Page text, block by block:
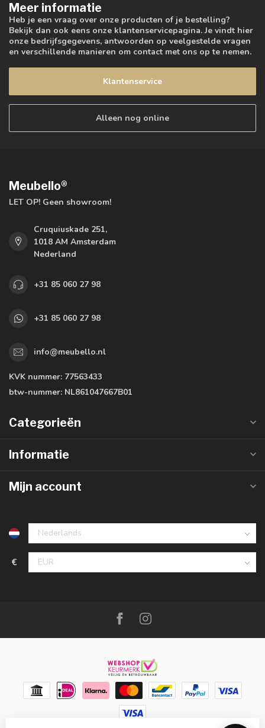
Meer informatie
Heb je een vraag over onze producten of je bestelling?
Bekijk dan ook eens onze klantenservicepagina. Je vindt hier
onze bedrijfsgegevens, antwoorden op veelgestelde vragen
en verschillende manieren om contact met ons op te nemen.
Klantenservice
Alleen nog online
Meubello®
LET OP! Geen showroom!
Cruquiuskade 251,
1018 AM Amsterdam
Nederland
+31 85 060 27 98
+31 85 060 27 98
info@meubello.nl
KVK nummer: 77563433
btw-nummer: NL861047667B01
Categorieën
Informatie
Mijn account
€